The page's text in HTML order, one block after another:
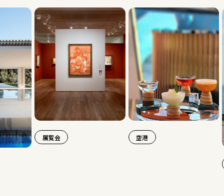
展覧会